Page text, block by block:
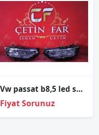
Vw passat b8,5 led sağ sol far sıfır i̇thal 3g1941036p 3g1941035p
Fiyat Sorunuz